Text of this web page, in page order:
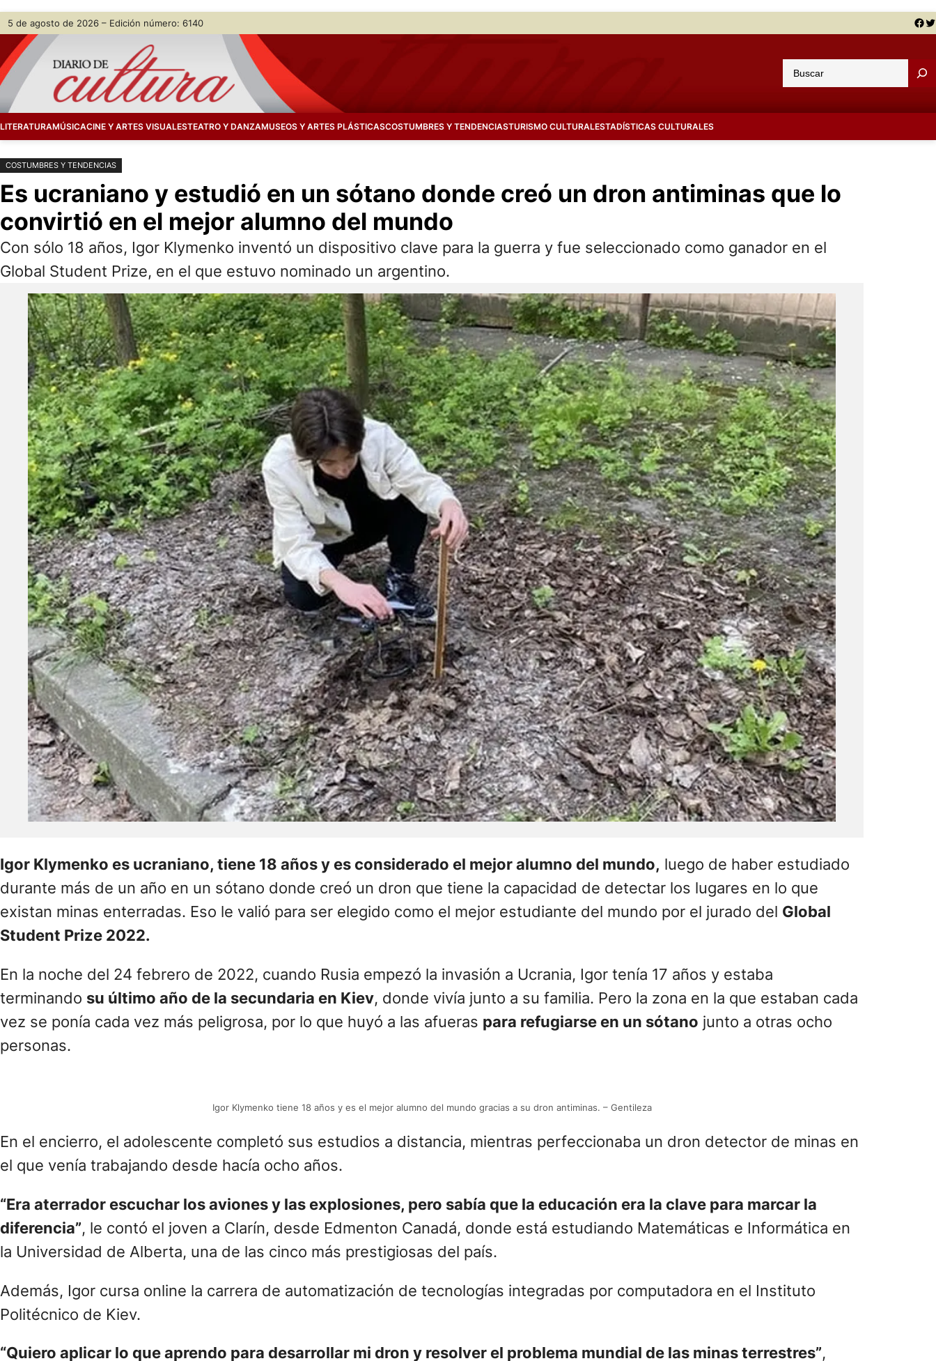
Saltar
contenido
Skip
content
5 de agosto de 2026 – Edición número: 6140 Facebook Twitter
u
a
LITERATURAMÚSICACINE Y ARTES VISUALESTEATRO Y DANZAMUSEOS Y ARTES PLÁSTICASCOSTUMBRES Y TENDENCIASTURISMO CULTURALESTADÍSTICAS CULTURALES
COSTUMBRES Y TENDENCIAS
Es ucraniano y estudió en un sótano donde creó un dron antiminas que lo
convirtió en el mejor alumno del mundo
Con sólo 18 años, Igor Klymenko inventó un dispositivo clave para la guerra y fue seleccionado como ganador en el
Global Student Prize, en el que estuvo nominado un argentino.
Igor Klymenko es ucraniano, tiene 18 años y es considerado el mejor alumno del mundo,luego de haber estudiado
durante más de un año en un sótano donde creó un dron que tiene la capacidad de detectar los lugares en lo que
Student Prize 2022.
En la noche del 24 febrero de 2022, cuando Rusia empezó la invasión a Ucrania, Igor tenía 17 años y estaba
vez se ponía cada vez más peligrosa, por lo que huyó a las afueraspara refugiarse en un sótanojunto a otras ocho
personas.